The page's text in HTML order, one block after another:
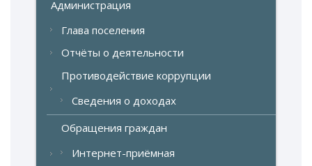
Администрация
Глава поселения
Отчёты о деятельности
Противодействие коррупции
Сведения о доходах
Обращения граждан
Интернет-приёмная